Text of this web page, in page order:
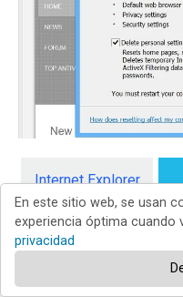
Internet Explorer
Firefox
En este sitio web, se usan
experiencia óptima cuando
privacidad